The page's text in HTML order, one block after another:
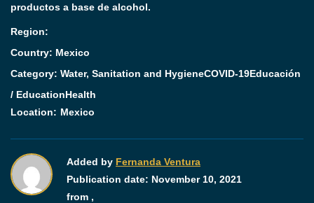
productos a base de alcohol.
Region:
Country: Mexico
Category: Water, Sanitation and HygieneCOVID-19Educación
/ EducationHealth
Location: Mexico
Added by Fernanda Ventura
Publication date: November 10, 2021
from ,